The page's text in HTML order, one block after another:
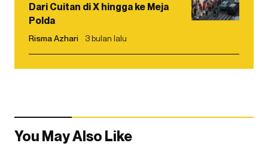
Dari Cuitan di X hingga ke Meja
Polda
Risma Azhari 3 bulan lalu
You May Also Like